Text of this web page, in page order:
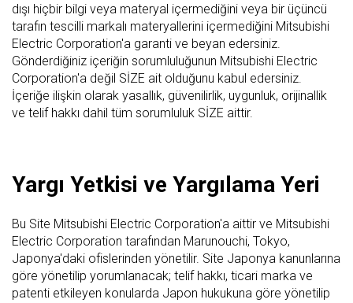
dışı hiçbir bilgi veya materyal içermediğini veya bir üçüncü
tarafın tescilli markalı materyallerini içermediğini Mitsubishi
Electric Corporation'a garanti ve beyan edersiniz.
Gönderdiğiniz içeriğin sorumluluğunun Mitsubishi Electric
Corporation'a değil SİZE ait olduğunu kabul edersiniz.
İçeriğe ilişkin olarak yasallık, güvenilirlik, uygunluk, orijinallik
ve telif hakkı dahil tüm sorumluluk SİZE aittir.
Yargı Yetkisi ve Yargılama Yeri
Bu Site Mitsubishi Electric Corporation'a aittir ve Mitsubishi
Electric Corporation tarafından Marunouchi, Tokyo,
Japonya'daki ofislerinden yönetilir. Site Japonya kanunlarına
göre yönetilip yorumlanacak; telif hakkı, ticari marka ve
patenti etkileyen konularda Japon hukukuna göre yönetilip